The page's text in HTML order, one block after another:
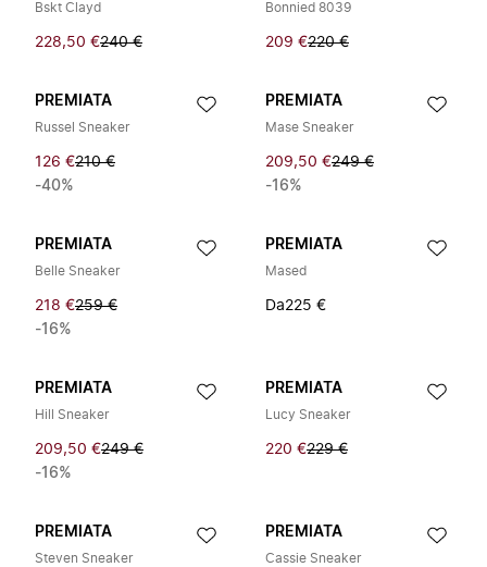
Bskt Clayd
228,50 €240 €
Bonnied 8039
209 €220 €
PREMIATA
Russel Sneaker
126 €210 €
-40%
PREMIATA
Mase Sneaker
209,50 €249 €
-16%
PREMIATA
Belle Sneaker
218 €259 €
-16%
PREMIATA
Mased
Da225 €
PREMIATA
Hill Sneaker
209,50 €249 €
-16%
PREMIATA
Lucy Sneaker
220 €229 €
PREMIATA
Steven Sneaker
PREMIATA
Cassie Sneaker